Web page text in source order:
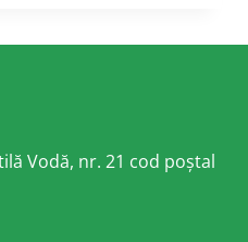
Vodă, nr. 21 cod poștal